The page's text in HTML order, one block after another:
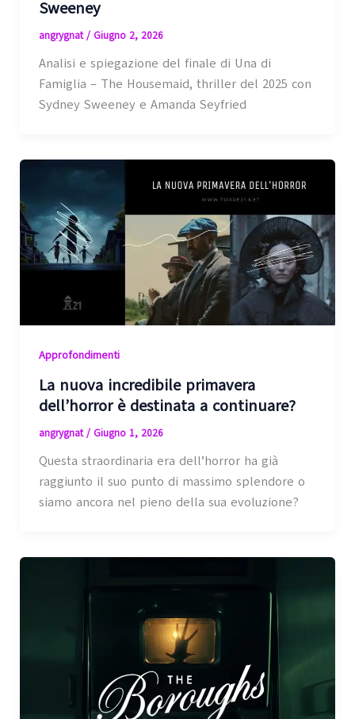
Sweeney
angrygnat/ Giugno 2, 2026
Analisi e spiegazione del finale di Una di
Famiglia – The Housemaid, thriller del 2025 con
Sydney Sweeney e Amanda Seyfried
Approfondimenti
La nuova incredibile primavera
dell’horror è destinata a continuare?
angrygnat/ Giugno 1, 2026
Questa straordinaria era dell’horror ha già
raggiunto il suo punto di massimo splendore o
siamo ancora nel pieno della sua evoluzione?